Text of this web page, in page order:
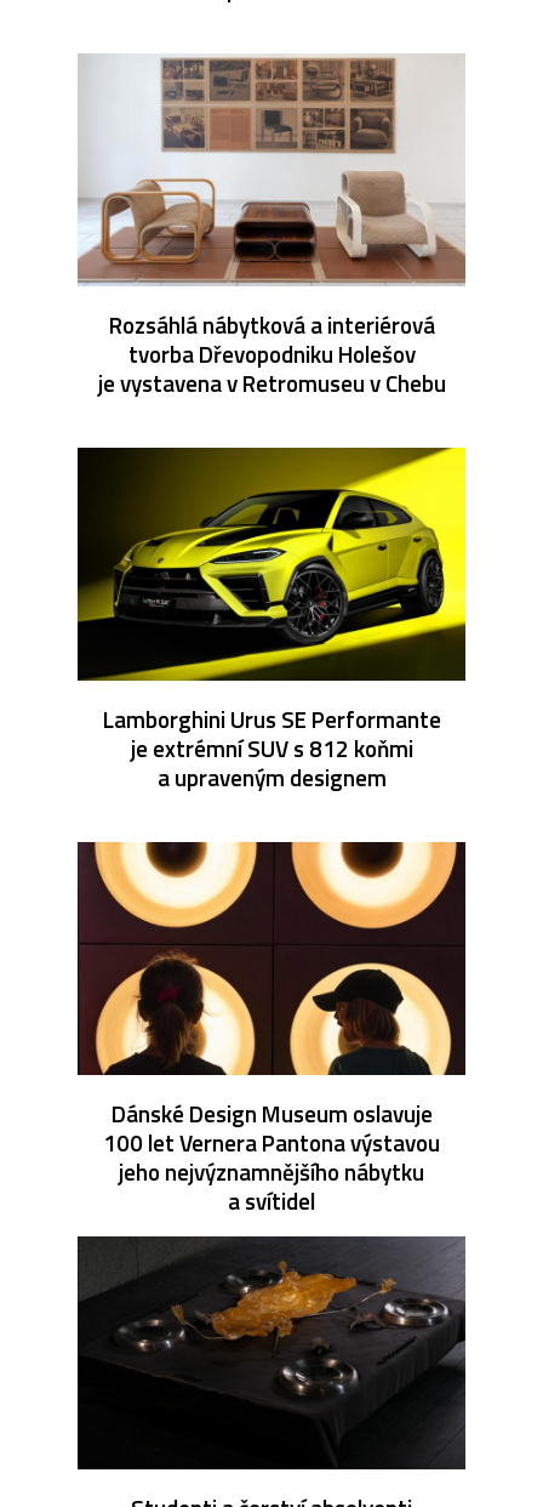
Rozsáhlá nábytková a interiérová
tvorba Dřevopodniku Holešov
je vystavena v Retromuseu v Chebu
Lamborghini Urus SE Performante
je extrémní SUV s 812 koňmi
a upraveným designem
Dánské Design Museum oslavuje
100 let Vernera Pantona výstavou
jeho nejvýznamnějšího nábytku
a svítidel